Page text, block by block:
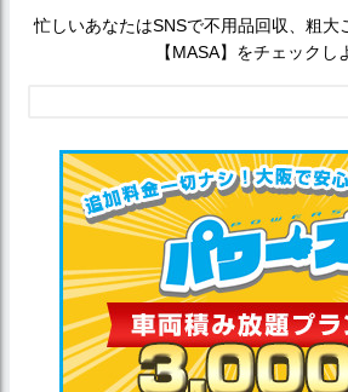
忙しいあなたはSNSで不用品回収、粗大
【MASA】をチェックし